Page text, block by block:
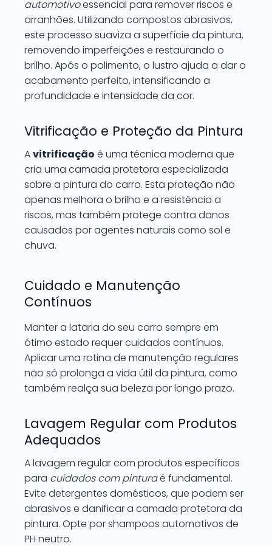
automotivoessencial para remover riscos e
arranhões. Utilizando compostos abrasivos,
este processo suaviza a superfície da pintura,
removendo imperfeições e restaurando o
brilho. Após o polimento, o lustro ajuda a dar o
acabamento perfeito, intensificando a
profundidade e intensidade da cor.
Vitrificação e Proteção da Pintura
Avitrificação é uma técnica moderna que
cria uma camada protetora especializada
sobre a pintura do carro. Esta proteção não
apenas melhora o brilho e a resistência a
riscos, mas também protege contra danos
causados por agentes naturais como sol e
chuva.
Cuidado e Manutenção
Contínuos
Manter a lataria do seu carro sempre em
ótimo estado requer cuidados contínuos.
Aplicar uma rotina de manutenção regulares
não só prolonga a vida útil da pintura, como
também realça sua beleza por longo prazo.
Lavagem Regular com Produtos
Adequados
A lavagem regular com produtos específicos
para cuidados com pinturaé fundamental.
Evite detergentes domésticos, que podem ser
abrasivos e danificar a camada protetora da
pintura. Opte por shampoos automotivos de
PH neutro.